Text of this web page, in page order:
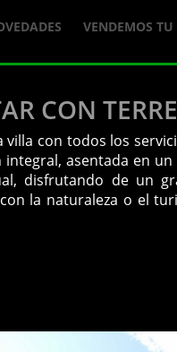
VENDEMOS TU
CON
con todos los
asentada en
disfrutando de un
la naturaleza o el